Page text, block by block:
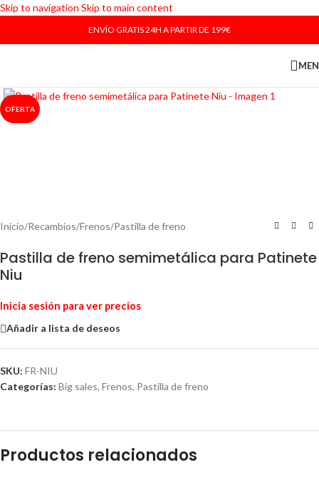
Skip to navigation Skip to main content
ENVÍO GRATIS 24H A PARTIR DE 199€
OFERTA
Inicio/Recambios/Frenos/Pastilla de freno
Pastilla de freno semimetálica para Patinete
Niu
Inicia sesión para ver precios
Añadir a lista de deseos
SKU: FR-NIU
Categorías: Big sales, Frenos, Pastilla de freno
Productos relacionados